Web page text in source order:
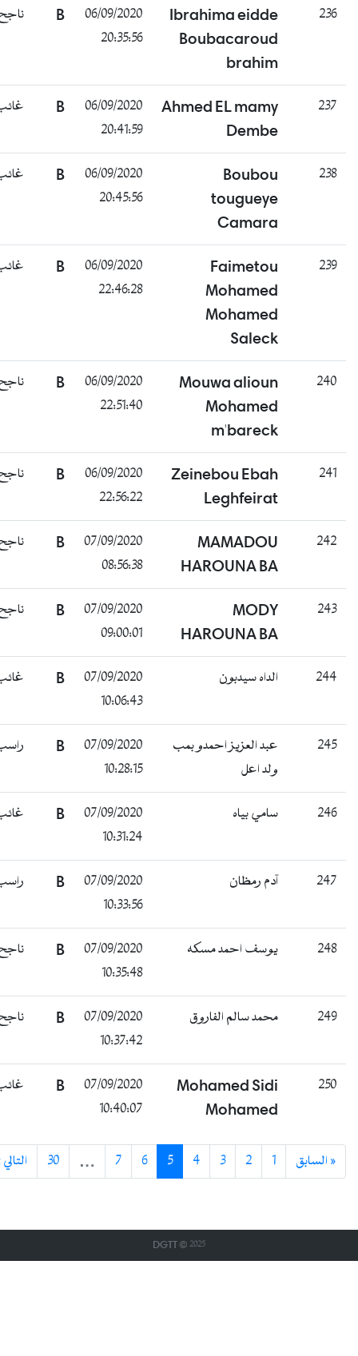
236
Ibrahima eidde
Boubacaroud
brahim
06/09/2020
20:35:56
ناجح
237
Ahmed EL mamy
Dembe
06/09/2020
20:41:59
غائب
238
Boubou
tougueye
Camara
06/09/2020
20:45:56
غائب
239
Faimetou
Mohamed
Mohamed
Saleck
06/09/2020
22:46:28
غائب
240
Mouwa alioun
Mohamed
m'bareck
06/09/2020
22:51:40
ناجح
241
Zeinebou Ebah
Leghfeirat
06/09/2020
22:56:22
ناجح
242
MAMADOU
HAROUNA BA
07/09/2020
08:56:38
ناجح
243
MODY
HAROUNA BA
07/09/2020
09:00:01
ناجح
244 الداه سيدبون
07/09/2020
10:06:43
غائب
245
عبد العزيز احمدو بمب
ولد اعل
07/09/2020
10:28:15
راسب
246 سامي بياه
07/09/2020
10:31:24
غائب
247 آدم رمظان
07/09/2020
10:33:56
راسب
248 يوسف احمد مسكه
07/09/2020
10:35:48
ناجح
249 محمد سالم الفاروق
07/09/2020
10:37:42
ناجح
250
Mohamed Sidi
Mohamed
07/09/2020
10:40:07
غائب
« السابق التالي »
DGTT © 2025